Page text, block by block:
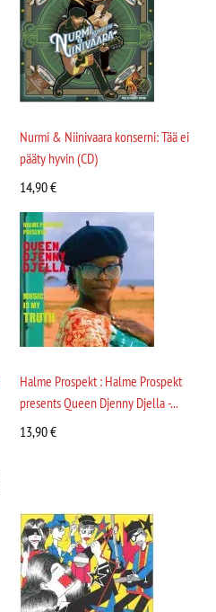
Nurmi & Niinivaara konserni: Tää ei
pääty hyvin (CD)
14,90€
Halme Prospekt : Halme Prospekt
presents Queen Djenny Djella -...
13,90€